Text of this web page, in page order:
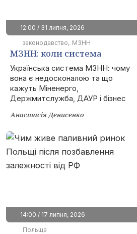
12:00 / 31 липня, 2026
законодавство
МЗНН
МЗНН: коли система
запрацює та як це вплине
на ринок
Українська система МЗНН: чому
вона є недосконалою та що
кажуть Міненерго,
Держмитслужба, ДАУР і бізнес
Анастасія Денисенко
14:00 / 17 липня, 2026
Польща